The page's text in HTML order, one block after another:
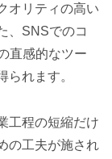
オリティの高い
、SNSでのコ
直感的なツー
られます。
工程の短縮だけ
の工夫が施され